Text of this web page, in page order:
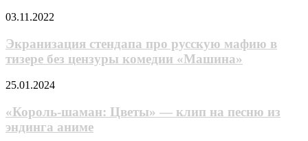
Экранизация
про
русскую
мафию
тизере
цензуры
комедии
03.11.2022
Экранизация стендапа про русскую мафию в
тизере без цензуры комедии «Машина»
«Король-
Цветы»
—
клип
25.01.2024
«Король-шаман: Цветы» — клип на песню из
эндинга аниме